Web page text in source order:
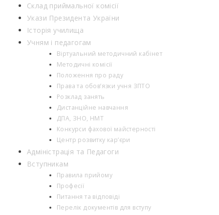
Склад приймальної комісії
Укази Президента України
Історія училища
Учням і педагогам
Віртуальний методичний кабінет
Методичні комісії
Положення про раду
Права та обов’язки учня ЗПТО
Розклад занять
Дистанційне навчання
ДПА, ЗНО, НМТ
Конкурси фахової майстерності
Центр розвитку кар’єри
Адміністрація та Педагоги
Вступникам
Правила прийому
Професії
Питання та відповіді
Перелік документів для вступу